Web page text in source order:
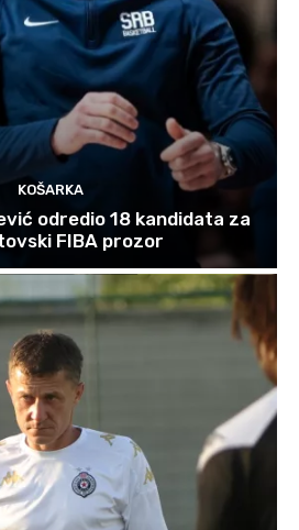
KOŠARKA
odredio 18 kandidata za
FIBA prozor